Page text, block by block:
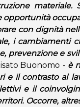
materiale.
con dignità
i cambiamenti
prevenzione e
Buonomo - è
e il contrasto al
e il
Occorre,